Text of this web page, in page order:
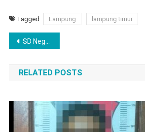
Tagged Lampung lampung timur
Navigasi
pos
SD Negeri 2 Gedong Air Sukses Gelar Lomba LCT, Puisi, Poster Se- Bandar Lampung.
RELATED POSTS